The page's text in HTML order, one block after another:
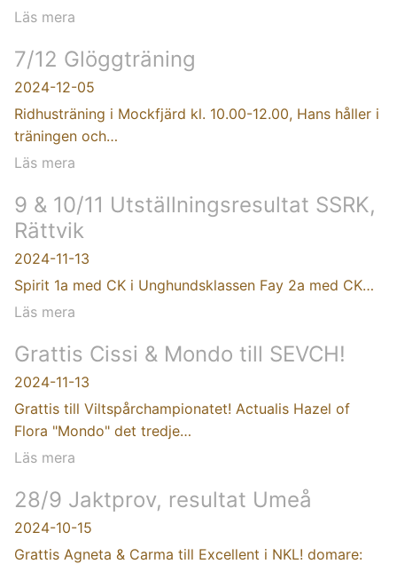
Läs mera
7/12 Glöggträning
2024-12-05
Ridhusträning i Mockfjärd kl. 10.00-12.00, Hans håller i
träningen och…
Läs mera
9 & 10/11 Utställningsresultat SSRK,
Rättvik
2024-11-13
Spirit 1a med CK i Unghundsklassen Fay 2a med CK…
Läs mera
Grattis Cissi & Mondo till SEVCH!
2024-11-13
Grattis till Viltspårchampionatet! Actualis Hazel of
Flora "Mondo" det tredje…
Läs mera
28/9 Jaktprov, resultat Umeå
2024-10-15
Grattis Agneta & Carma till Excellent i NKL! domare: